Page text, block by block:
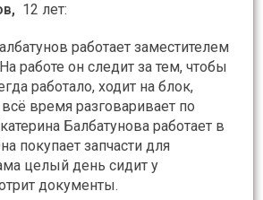
12 лет:
работает заместителем
работе он следит за тем, чтобы
работало, ходит на блок,
время разговаривает по
Балбатунова работает в
покупает запчасти для
целый день сидит у
документы.